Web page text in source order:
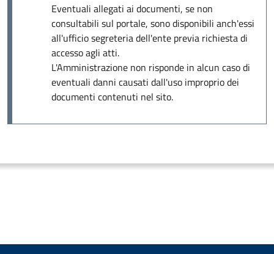
Eventuali allegati ai documenti, se non
consultabili sul portale, sono disponibili anch'essi
all'ufficio segreteria dell'ente previa richiesta di
accesso agli atti.
L'Amministrazione non risponde in alcun caso di
eventuali danni causati dall'uso improprio dei
documenti contenuti nel sito.